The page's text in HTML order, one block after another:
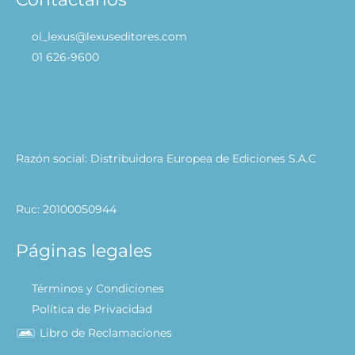
ol_lexus@lexuseditores.com
01 626-9600
Razón social: Distribuidora Europea de Ediciones S.A.C
Ruc: 20100050944
Páginas legales
Términos y Condiciones
Política de Privacidad
Libro de Reclamaciones